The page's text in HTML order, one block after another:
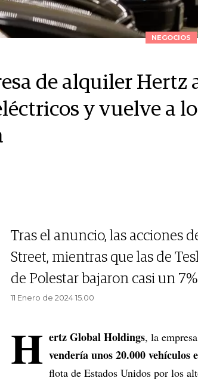
NEGOCIOS
de alquiler Hertz
y vuelve a
Tras el anuncio, las acciones
Street, mientras que las de
de Polestar bajaron casi un
11 Enero de 2024 15.00
H ertz Global Holdings, la
vendería unos 20.000 vehículos
flota de Estados Unidos por los